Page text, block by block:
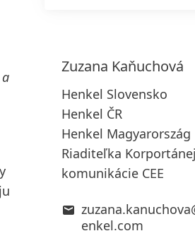
Zuzana Kaňuchová
Henkel Slovensko
Henkel ČR
Henkel Magyarország
Riaditeľka Korportánej
komunikácie CEE
enkel.com